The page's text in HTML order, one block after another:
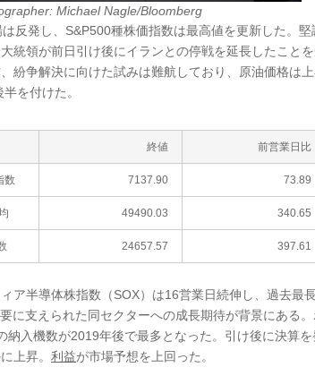
Michael Nagle/Bloomberg
反発し、S&P500種株価指数は最高値を更新した。
統領が前日引け後にイランとの停戦を延長したこと
紛争解決に向けた試みは難航しており、原油価格は上
を付けた。
終値 前営業日比
数 7137.90 73.89
49490.03 340.65
24657.57 397.61
半導体株指数（SOX）は16営業日続伸し、過去最
に支えられた同セクターへの成長期待が背景にある
納入機数が2019年後で最多となった。引け後に決算
上昇。 利益が市場予想を上回った。